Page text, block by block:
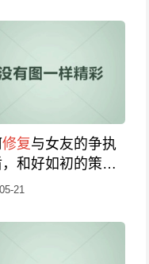
修复与女友的争执
和好如初的策略
21